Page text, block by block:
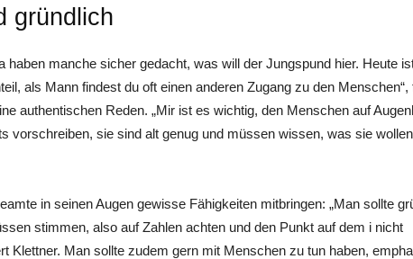
gründlich
haben manche sicher gedacht, was will der Jungspund hier. Heute
als Mann findest du oft einen anderen Zugang zu den Menschen“,
authentischen Reden. „Mir ist es wichtig, den Menschen auf
vorschreiben, sie sind alt genug und müssen wissen, was sie
in seinen Augen gewisse Fähigkeiten mitbringen: „Man sollte
stimmen, also auf Zahlen achten und den Punkt auf dem i nicht
Klettner. Man sollte zudem gern mit Menschen zu tun haben,